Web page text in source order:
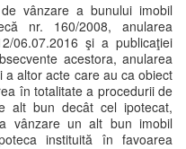
vânzare a bunului imobil
nr. 160/2008, anularea
06.07.2016 şi a publicaţiei
acestora, anularea
a altor acte care au ca obiect
în totalitate a procedurii de
alt bun decât cel ipotecat,
vânzare un alt bun imobil
instituită în favoarea